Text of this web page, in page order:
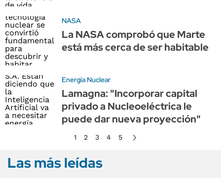
NASA
La NASA comprobó que Marte
está más cerca de ser habitable
Energía Nuclear
Lamagna: "Incorporar capital
privado a Nucleoeléctrica le
puede dar nueva proyección"
1 2 3 4 5
Las más leídas